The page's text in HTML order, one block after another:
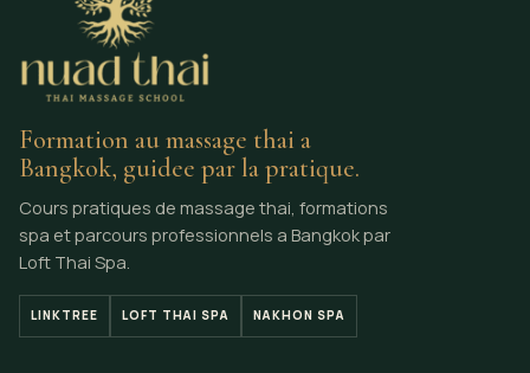
Formation au massage thai a
Bangkok, guidee par la pratique.
Cours pratiques de massage thai, formations
spa et parcours professionnels a Bangkok par
Loft Thai Spa.
LINKTREE LOFT THAI SPA NAKHON SPA